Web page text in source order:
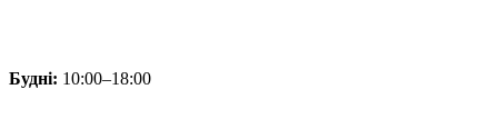
Будні: 10:00–18:00